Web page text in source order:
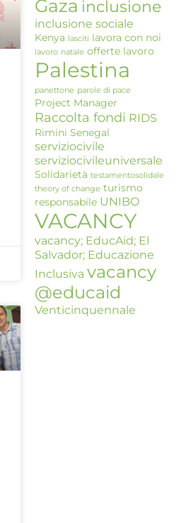
Gaza inclusione
inclusione sociale
Kenya lasciti lavora con noi
lavoro natale offerte lavoro
Palestina
panettone parole di pace
Project Manager
Raccolta fondi RIDS
Rimini Senegal
serviziocivile
serviziocivileuniversale
Solidarietà testamentosolidale
theory of change turismo
responsabile UNIBO
VACANCY
vacancy; EducAid; El
Salvador; Educazione
Inclusiva vacancy
@educaid
Venticinquennale